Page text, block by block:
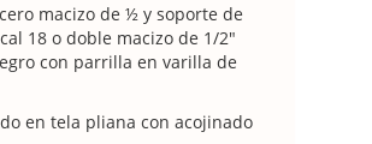
macizo de ½ y soporte de
18 o doble macizo de 1/2"
con parrilla en varilla de
en tela pliana con acojinado